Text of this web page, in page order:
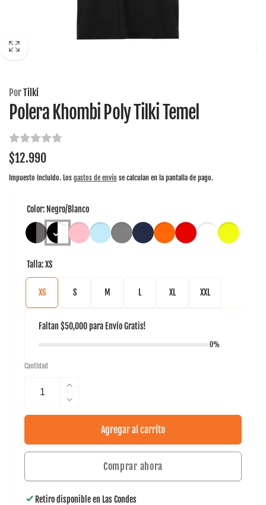
PorTilki
Polera Khombi Poly Tilki Temel
Precio
habitual
$12.990
Impuesto incluido. Los gastos de envío se calculan en la pantalla de pago.
Color: Negro/Blanco
Talla:XS
XS S M L XL XXL
Faltan $50,000para Envío Gratis!
0%
Cantidad
Aumentar
cantidad
para
Poly
Reducir
cantidad
Polera
Khombi
Tilki
Temel
Agregar al carrito
Comprar ahora
Retiro disponible en Las Condes